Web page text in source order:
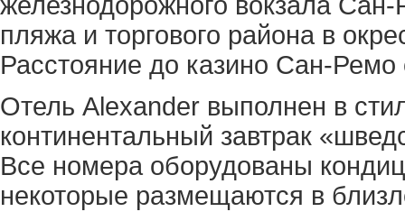
пляжа и торгового района в
Расстояние до казино Сан-Ремо
Отель Alexander выполнен в
континентальный завтрак
Все номера оборудованы
некоторые размещаются в